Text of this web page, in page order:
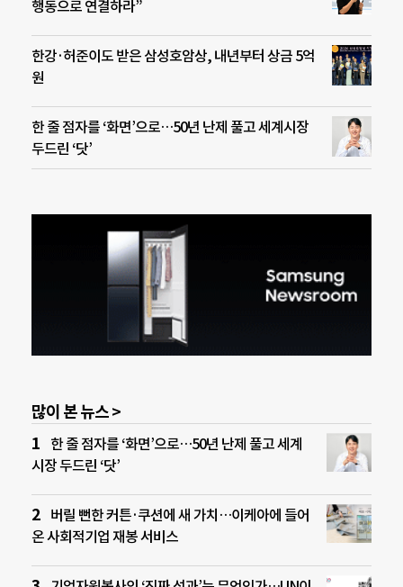
행동으로 연결하라”
한강·허준이도 받은 삼성호암상, 내년부터 상금 5억
원
한 줄 점자를 ‘화면’으로…50년 난제 풀고 세계시장
두드린 ‘닷’
많이 본 뉴스 >
한 줄 점자를 ‘화면’으로…50년 난제 풀고 세계
시장 두드린 ‘닷’
버릴 뻔한 커튼·쿠션에 새 가치…이케아에 들어
온 사회적기업 재봉 서비스